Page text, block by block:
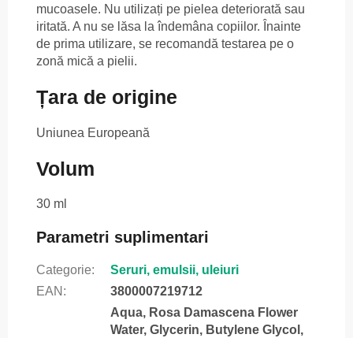
mucoasele. Nu utilizați pe pielea deteriorată sau
iritată. A nu se lăsa la îndemâna copiilor. Înainte
de prima utilizare, se recomandă testarea pe o
zonă mică a pielii.
Țara de origine
Uniunea Europeană
Volum
30 ml
Parametri suplimentari
Categorie:
Seruri, emulsii, uleiuri
EAN : 3800007219712
Aqua, Rosa Damascena Flower
Water, Glycerin, Butylene Glycol,